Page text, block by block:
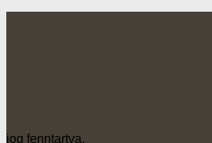
jog fenntartva.